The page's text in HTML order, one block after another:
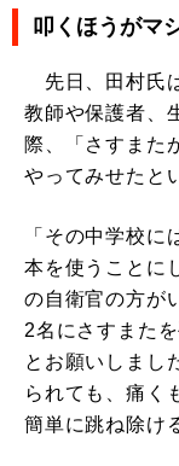
叩くほうがマ
先日、田村氏
教師や保護者、
際、「さすまた
やってみせたと
「その中学校
本を使うことに
の自衛官の方が
2名にさすまた
とお願いしまし
られても、痛く
簡単に跳ね除け